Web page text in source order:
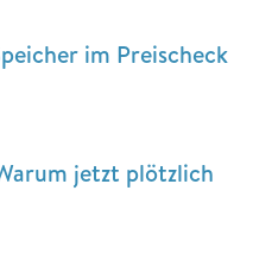
im Preischeck
jetzt plötzlich